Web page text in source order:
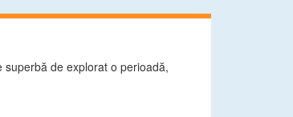
de explorat o perioadă,